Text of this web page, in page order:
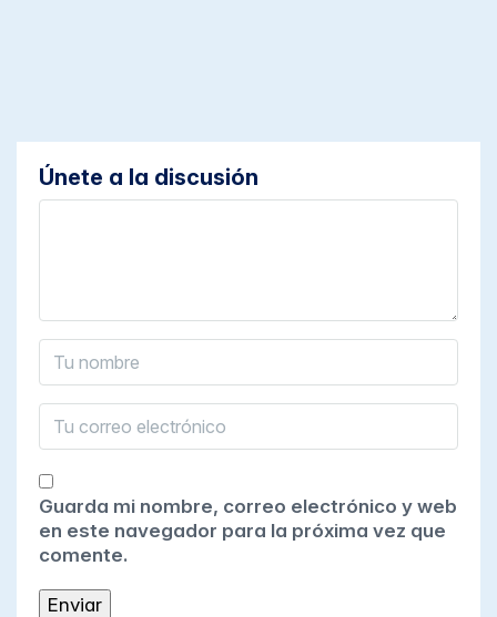
Únete a la discusión
Guarda mi nombre, correo electrónico y web
en este navegador para la próxima vez que
comente.